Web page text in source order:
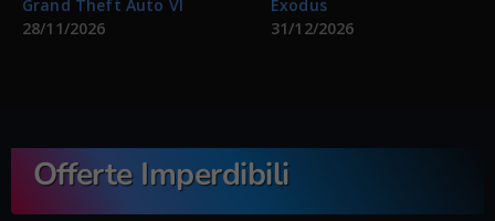
Grand Theft Auto VI
28/11/2026
Exodus
31/12/2026
Offerte Imperdibili